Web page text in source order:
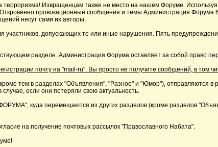
терроризма! Извращенцам также не место на нашем Форуме.
провокационные сообщения и темы Администрация Форума
несут сами их авторы.
участников, допускающих те или иные нарушения. Пять
разделе. Администрация Форума оставляет за собой право
почту на "mail-ru". Вы просто не получите сообщений, в том
тем в разделах "Объявления", "Разное" и "Юмор"), отправляются
если они потеряли свою актуальность.
куда перемещаются из других разделов (кроме разделов
на получение почтовых рассылок "Православного Набата".